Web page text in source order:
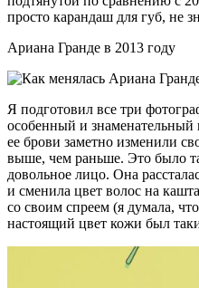
просто карандаш для губ, не
Ариана Гранде в 2013 году
Я подготовил все три
особенный и знаменательный
ее брови заметно изменили
выше, чем раньше. Это было
довольное лицо. Она
и сменила цвет волос на
со своим спреем (я думала,
настоящий цвет кожи был